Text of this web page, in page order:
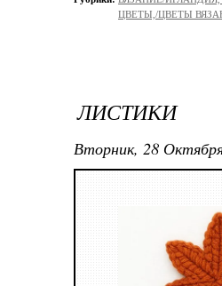
ЦВЕТЫ,/ЦВЕТЫ
ЛИСТИКИ
Вторник, 28